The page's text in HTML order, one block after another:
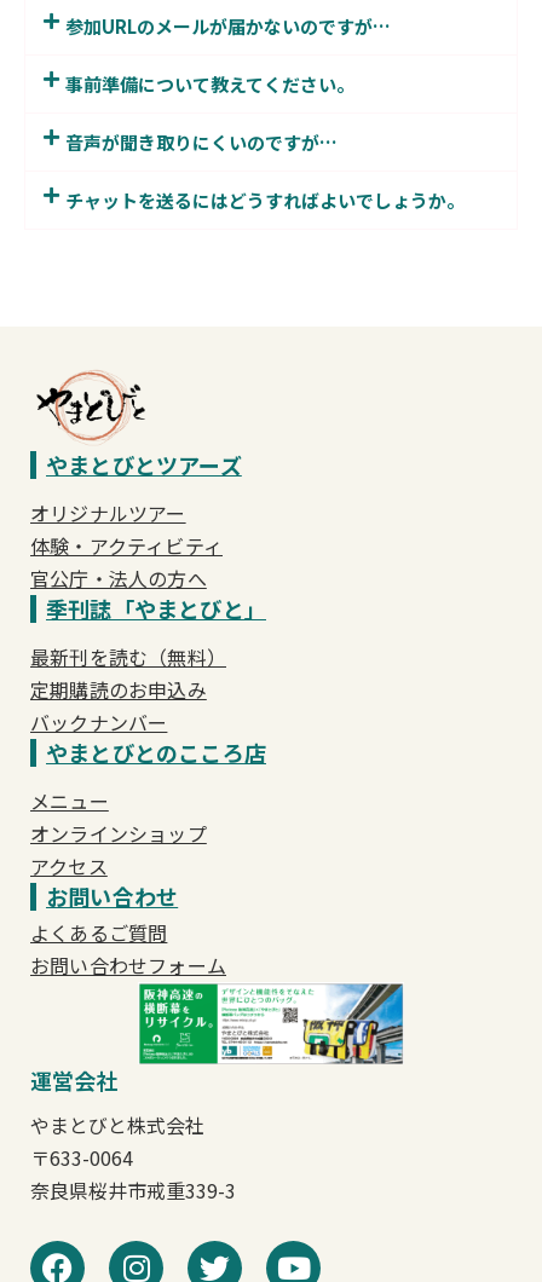
参加URLのメールが届かないのですが…
事前準備について教えてください。
音声が聞き取りにくいのですが…
チャットを送るにはどうすればよいでしょうか。
やまとびとツアーズ
オリジナルツアー
体験・アクティビティ
官公庁・法人の方へ
季刊誌「やまとびと」
最新刊を読む（無料）
定期購読のお申込み
バックナンバー
やまとびとのこころ店
メニュー
オンラインショップ
アクセス
お問い合わせ
よくあるご質問
お問い合わせフォーム
運営会社
やまとびと株式会社
〒633-0064
奈良県桜井市戒重339-3
F
I
T
Y